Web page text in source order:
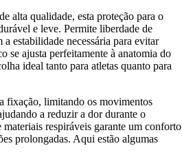
alta qualidade, esta proteção para o
e leve. Permite liberdade de
estabilidade necessária para evitar
se ajusta perfeitamente à anatomia do
ideal tanto para atletas quanto para
fixação, limitando os movimentos
a reduzir a dor durante o
respiráveis garante um conforto
prolongadas. Aqui estão algumas